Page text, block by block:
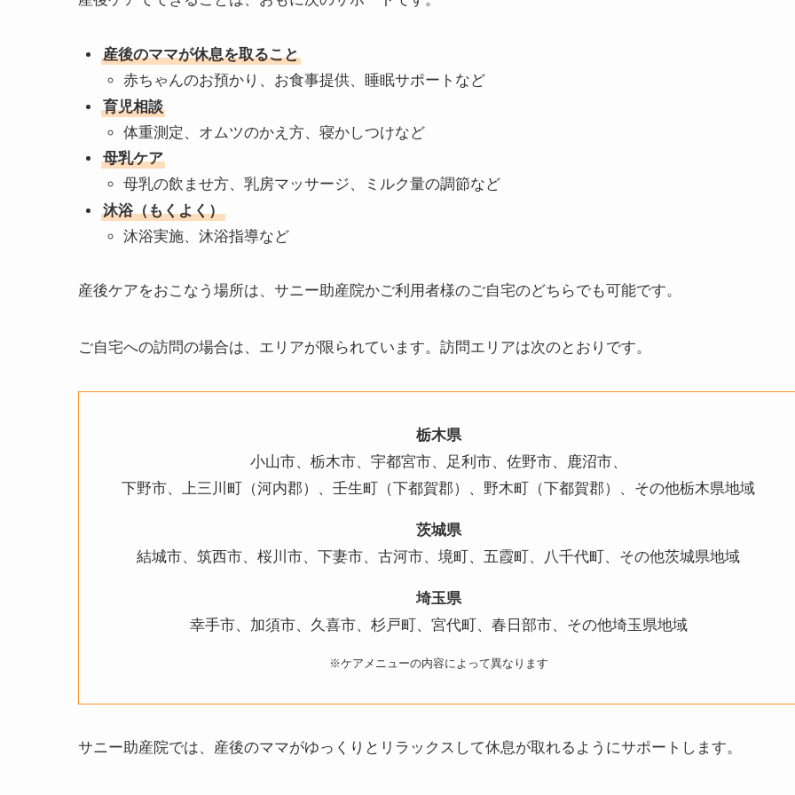
産後のママが休息を取ること
赤ちゃんのお預かり、お食事提供、睡眠サポートなど
育児相談
体重測定、オムツのかえ方、寝かしつけなど
母乳ケア
母乳の飲ませ方、乳房マッサージ、ミルク量の調節など
沐浴（もくよく）
沐浴実施、沐浴指導など
産後ケアをおこなう場所は、サニー助産院かご利用者様のご自宅のどちらでも可能です。
ご自宅への訪問の場合は、エリアが限られています。訪問エリアは次のとおりです。
栃木県
小山市、栃木市、宇都宮市、足利市、佐野市、鹿沼市、
下野市、上三川町（河内郡）、壬生町（下都賀郡）、野木町（下都賀郡）、その他栃木県地域
茨城県
結城市、筑西市、桜川市、下妻市、古河市、境町、五霞町、八千代町、その他茨城県地域
埼玉県
幸手市、加須市、久喜市、杉戸町、宮代町、春日部市、その他埼玉県地域
※ケアメニューの内容によって異なります
サニー助産院では、産後のママがゆっくりとリラックスして休息が取れるようにサポートします。